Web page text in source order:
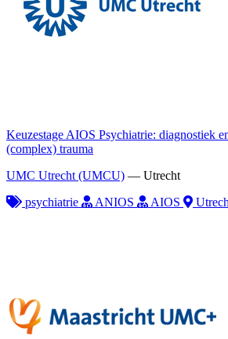
Keuzestage AIOS Psychiatrie: diagnostiek
(complex) trauma
UMC Utrecht (UMCU) — Utrecht
psychiatrie
ANIOS AIOS